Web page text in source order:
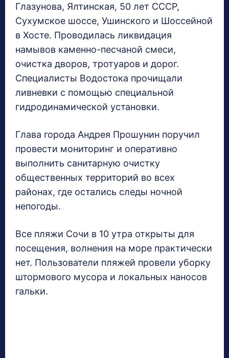
Глазунова, Ялтинская, 50 лет СССР,
Сухумское шоссе, Ушинского и Шоссейной
в Хосте. Проводилась ликвидация
намывов каменно-песчаной смеси,
очистка дворов, тротуаров и дорог.
Специалисты Водостока прочищали
ливневки с помощью специальной
гидродинамической установки.
Глава города Андрея Прошунин поручил
провести мониторинг и оперативно
выполнить санитарную очистку
общественных территорий во всех
районах, где остались следы ночной
непогоды.
Все пляжи Сочи в 10 утра открыты для
посещения, волнения на море практически
нет. Пользователи пляжей провели уборку
штормового мусора и локальных наносов
гальки.